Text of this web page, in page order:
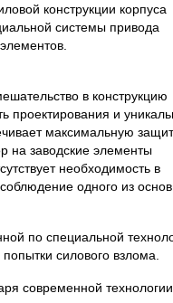
конструкции корпуса
системы привода
в конструкцию
проектирования и
максимальную
на заводские элементы
необходимость в
одного из
по специальной
силового взлома.
современной технологии